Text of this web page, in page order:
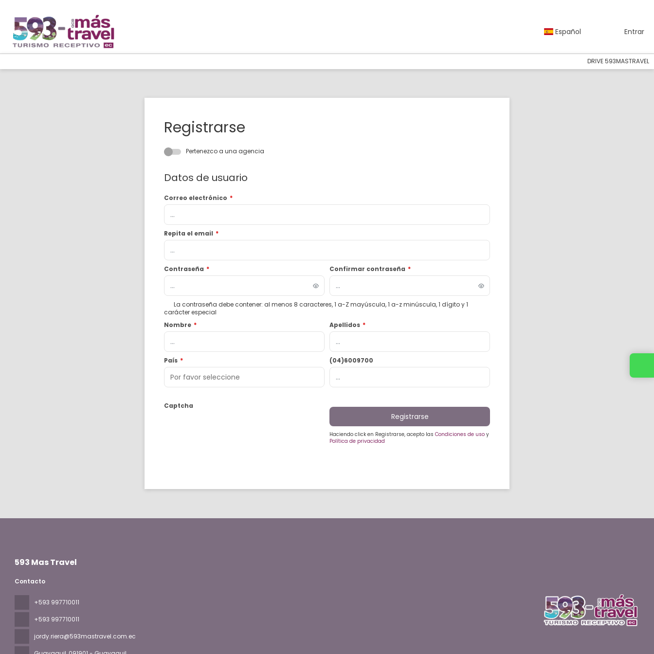
Español Entrar
DRIVE 593MASTRAVEL
Registrarse
Pertenezco a una agencia
Datos de usuario
Correo electrónico *
Repita el email *
Contraseña * Confirmar contraseña *
La contraseña debe contener: al menos 8 caracteres, 1 a-Z mayúscula, 1 a-z minúscula, 1 dígito y 1
carácter especial
Nombre * Apellidos *
País * (04)6009700
Captcha
Registrarse
Haciendo click en Registrarse, acepto las Condiciones de uso y
Política de privacidad
593 Mas Travel
Contacto
+593 997710011
+593 997710011
jordy.riera@593mastravel.com.ec